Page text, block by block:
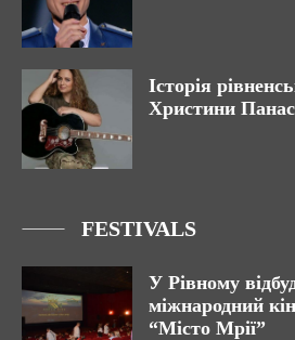
Історія
Христини
FESTIVALS
У Рівному
міжнародний
“Місто Мрії”